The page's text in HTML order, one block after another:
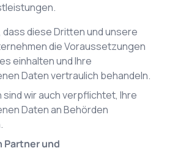
diese Dritten und unsere
die Voraussetzungen
einhalten und Ihre
Daten vertraulich behandeln.
wir auch verpflichtet, Ihre
Daten an Behörden
Partner und